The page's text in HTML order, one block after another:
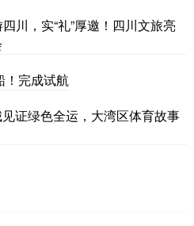
川，实“礼”厚邀！四川文旅亮
！完成试航
证绿色全运，大湾区体育故事